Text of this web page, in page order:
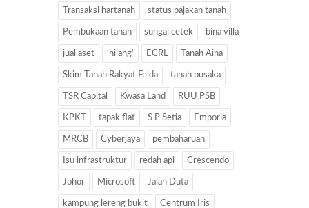
Transaksi hartanah status pajakan tanah
Pembukaan tanah sungai cetek bina villa
jual aset ‘hilang’ ECRL Tanah Aina
Skim Tanah Rakyat Felda tanah pusaka
TSR Capital Kwasa Land RUU PSB
KPKT tapak flat S P Setia Emporia
MRCB Cyberjaya pembaharuan
Isu infrastruktur redah api Crescendo
Johor Microsoft Jalan Duta
kampung lereng bukit Centrum Iris